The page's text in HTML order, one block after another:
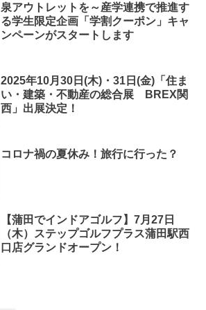
泉アウトレットを～産学連携で推進す
る学生限定企画「学割クーポン」キャ
ンペーンがスタートします
2025年10月30日(木)・31日(金)「住ま
い・建築・不動産の総合展 BREX関
西」出展決定！
コロナ禍の夏休み！旅行に行った？
【蒲田でインドアゴルフ】7月27日
（木）ステップゴルフプラス蒲田駅西
口店グランドオープン！